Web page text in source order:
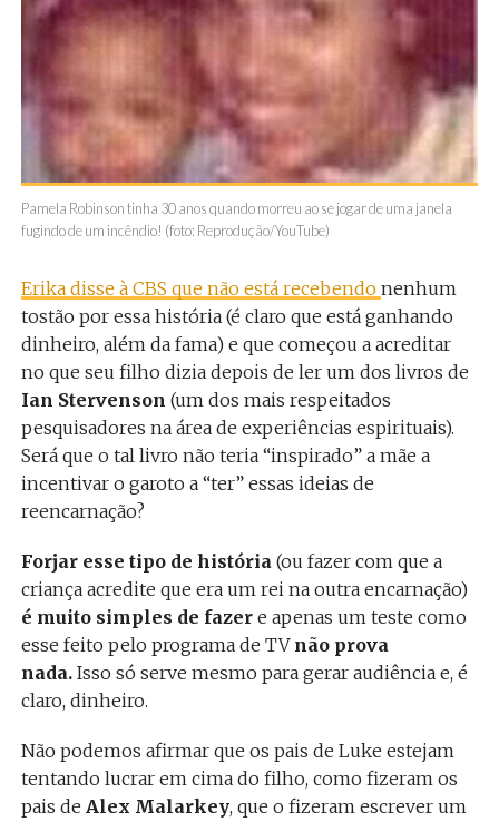
Pamela Robinson tinha 30 anos quando morreu ao se jogar de uma janela
fugindo de um incêndio! (foto: Reprodução/YouTube)
Erika disse à CBS que não está recebendo nenhum
tostão por essa história (é claro que está ganhando
dinheiro, além da fama) e que começou a acreditar
no que seu filho dizia depois de ler um dos livros de
Ian Stervenson (um dos mais respeitados
pesquisadores na área de experiências espirituais).
Será que o tal livro não teria “inspirado” a mãe a
incentivar o garoto a “ter” essas ideias de
reencarnação?
Forjar esse tipo de história(ou fazer com que a
criança acredite que era um rei na outra encarnação)
é muito simples de fazere apenas um teste como
esse feito pelo programa de TV não prova
nada.Isso só serve mesmo para gerar audiência e, é
claro, dinheiro.
Não podemos afirmar que os pais de Luke estejam
tentando lucrar em cima do filho, como fizeram os
pais de Alex Malarkey, que o fizeram escrever um